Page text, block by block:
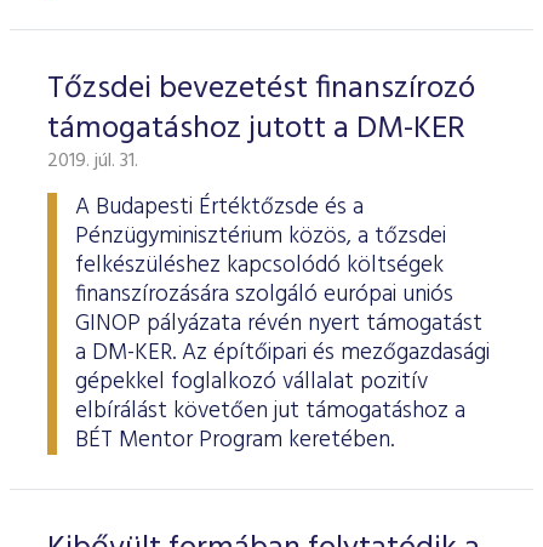
Tőzsdei bevezetést finanszírozó
támogatáshoz jutott a DM-KER
2019. júl. 31.
A Budapesti Értéktőzsde és a
Pénzügyminisztérium közös, a tőzsdei
felkészüléshez kapcsolódó költségek
finanszírozására szolgáló európai uniós
GINOP pályázata révén nyert támogatást
a DM-KER. Az építőipari és mezőgazdasági
gépekkel foglalkozó vállalat pozitív
elbírálást követően jut támogatáshoz a
BÉT Mentor Program keretében.